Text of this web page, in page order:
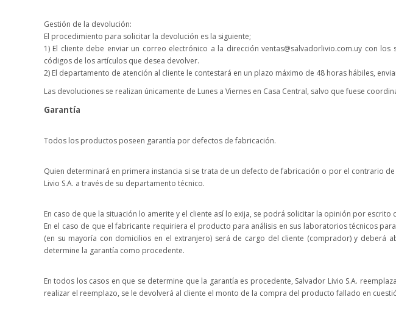
Gestión de la devolución:
El procedimiento para solicitar la devolución es la siguiente;
1) El cliente debe enviar un correo electrónico a la dirección ventas@salvadorlivio.com.uy con
códigos de los artículos que desea devolver.
2) El departamento de atención al cliente le contestará en un plazo máximo de 48 horas hábiles,
Las devoluciones se realizan únicamente de Lunes a Viernes en Casa Central, salvo que fuese
Garantía
Todos los productos poseen garantía por defectos de fabricación.
Quien determinará en primera instancia si se trata de un defecto de fabricación o por el contrario
Livio S.A. a través de su departamento técnico.
En caso de que la situación lo amerite y el cliente así lo exija, se podrá solicitar la opinión por
En el caso de que el fabricante requiriera el producto para análisis en sus laboratorios técnicos
(en su mayoría con domicilios en el extranjero) será de cargo del cliente (comprador) y
determine la garantía como procedente.
En todos los casos en que se determine que la garantía es procedente, Salvador Livio S.A.
realizar el reemplazo, se le devolverá al cliente el monto de la compra del producto fallado en